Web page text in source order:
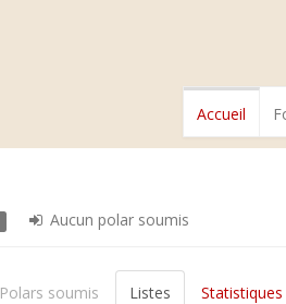
Accueil
Aucun polar soumis
Polars soumis Listes Statistiques